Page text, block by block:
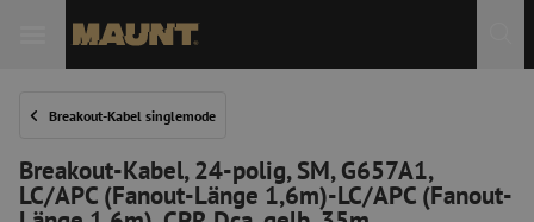
Breakout-Kabel singlemode
Breakout-Kabel, 24-polig, SM, G657A1,
LC/APC (Fanout-Länge 1,6m)-LC/APC (Fanout-